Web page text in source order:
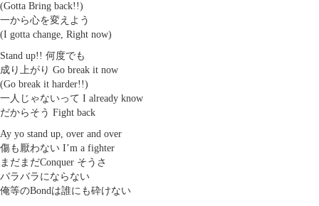
(Gotta Bring back!!)
一から心を変えよう
(I gotta change, Right now)
Stand up!! 何度でも
成り上がり Go break it now
(Go break it harder!!)
一人じゃないって I already know
だからそう Fight back
Ay yo stand up, over and over
傷も厭わない I’m a fighter
まだまだConquer そうさ
バラバラにならない
俺等のBondは誰にも砕けない